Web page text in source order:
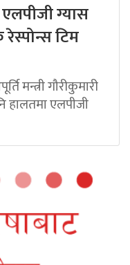
एलपीजी ग्यास
टिम
मन्त्री गौरीकुमारी
हालतमा एलपीजी